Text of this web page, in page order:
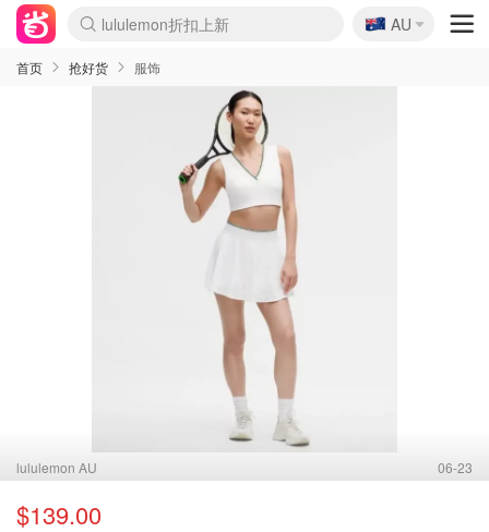
lululemon折扣上新
Sasa美妆护肤3.5折
SSENSE年中3折
FreshBeauty好价汇总
Cettire降价+叠9折
Farfetch折上8折
WWS Coles超市实拍
viagogo二手票捡漏
Myer清仓1折起
The Outnet奢牌1折起
David Jones 3折起
Flannels大牌1折
Perfumes Club护肤1折
AMIRO返校季6.2折
Oweek抽奖送Airpods
Amazon折扣汇总
eToro入金$200送$50
Amazon数码好物
ICONIC本周7.5折
ThedoubleF高奢地板价
Moose Knuckles 6折
丝芙兰5折起
EUFY官网3.7折起
Selenichast首饰2折
Trip机票酒店促销
YSL送5件彩妆礼
Amazon家居好物
BIGBANG巡演开票
David Jones时尚3折
Amazon美妆护肤
雅漾大喷$8
过敏原检测盒$33
伊索独家赠50ml沐浴露
科颜氏清仓3折
SEALIFE海洋馆门票6折
丝塔芙大白罐$16
订阅Newsletter送香薰
Cult Beauty 6.8折
Harrods圣诞日历2.3折
LN-CC奢牌私促3折
d'Alba空姐喷雾$16
EVE LOM套装逆天2折
Bernardelli独家4折
Adore Beauty 6折起
CT圣诞日历
Mytheresa奢品2.7折
Luxury Escapes 9折
Currentbody美容仪9折
卡诗9折+赠4件礼
MOON Garden Live
ALLSAINTS美衣3折
Roborock扫地机3.7折
Tingo Life水杯$24
Valentino官网5折
CR洗发护发6.3折
🇦🇺
AU
首页 抢好货 服饰
lululemon AU 06-23
$139.00